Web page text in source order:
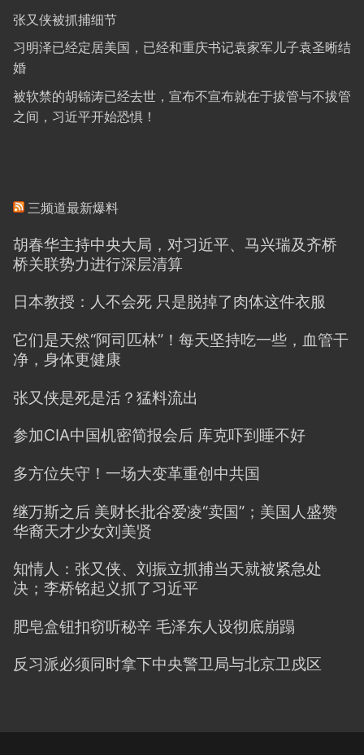
张又侠被抓捕细节
习明泽已经定居美国，已经和重庆书记袁家军儿子袁圣晰结
婚
被软禁的胡锦涛已经去世，宣布不宣布就在于拔管与不拔管
之间，习近平开始恐惧！
三频道最新爆料
胡春华主持中央大局，对习近平、马兴瑞及齐桥
桥关联势力进行深层清算
日本教授：人不会死 只是脱掉了肉体这件衣服
它们是天然“阿司匹林”！每天坚持吃一些，血管干
净，身体更健康
张又侠是死是活？猛料流出
参加CIA中国机密简报会后 库克吓到睡不好
多方位失守！一场大变革重创中共国
继万斯之后 美财长批谷爱凌“卖国”；美国人盛赞
华裔天才少女刘美贤
知情人：张又侠、刘振立抓捕当天就被紧急处
决；李桥铭起义抓了习近平
肥皂盒钮扣窃听秘辛 毛泽东人设彻底崩蹋
反习派必须同时拿下中央警卫局与北京卫戍区